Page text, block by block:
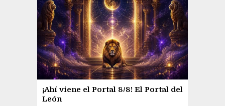
¡Ahí viene el Portal 8/8! El Portal del
León